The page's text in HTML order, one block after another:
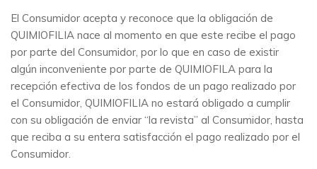
El Consumidor acepta y reconoce que la obligación de
QUIMIOFILIA nace al momento en que este recibe el pago
por parte del Consumidor, por lo que en caso de existir
algún inconveniente por parte de QUIMIOFILA para la
recepción efectiva de los fondos de un pago realizado por
el Consumidor, QUIMIOFILIA no estará obligado a cumplir
con su obligación de enviar “la revista” al Consumidor, hasta
que reciba a su entera satisfacción el pago realizado por el
Consumidor.